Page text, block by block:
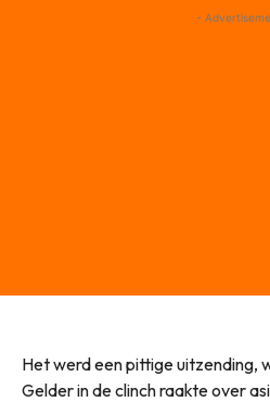
-
Het werd een pittige uitzending,
Gelder in de clinch raakte over